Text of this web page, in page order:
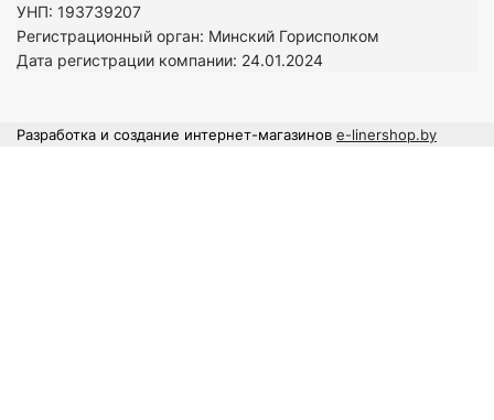
УНП: 193739207
Регистрационный орган: Минский Горисполком
Дата регистрации компании: 24.01.2024
Разработка и создание интернет-магазинов e-linershop.by